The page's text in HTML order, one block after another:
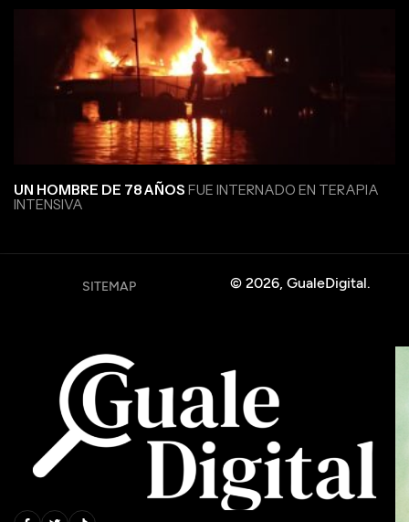
UN HOMBRE DE 78 AÑOS FUE INTERNADO EN TERAPIA
INTENSIVA
© 2026, GualeDigital.
SITEMAP